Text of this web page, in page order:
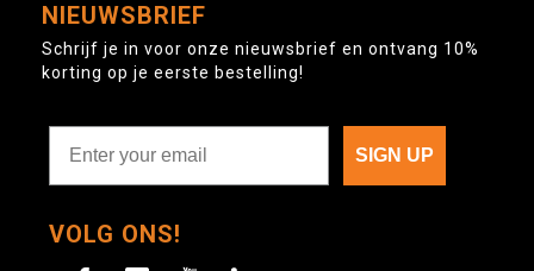
NIEUWSBRIEF
Schrijf je in voor onze nieuwsbrief en ontvang 10%
korting op je eerste bestelling!
SIGN UP
VOLG ONS!